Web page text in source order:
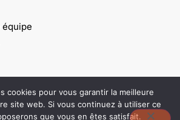
cookies pour vous garantir la meilleure
site web. Si vous continuez à utiliser ce
que vous en êtes satisfait.